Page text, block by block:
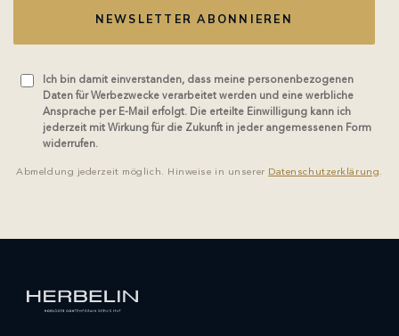
NEWSLETTER ABONNIEREN
Ich bin damit einverstanden, dass meine personenbezogenen
Daten für Werbezwecke verarbeitet werden und eine werbliche
Ansprache per E-Mail erfolgt. Die erteilte Einwilligung kann ich
jederzeit mit Wirkung für die Zukunft in jeder angemessenen Form
widerrufen.
Abmeldung jederzeit möglich. Hinweise in unserer Datenschutzerklärung.